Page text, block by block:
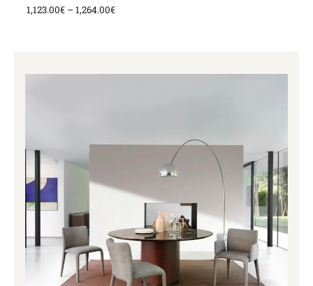
1,123.00€ –1,264.00€